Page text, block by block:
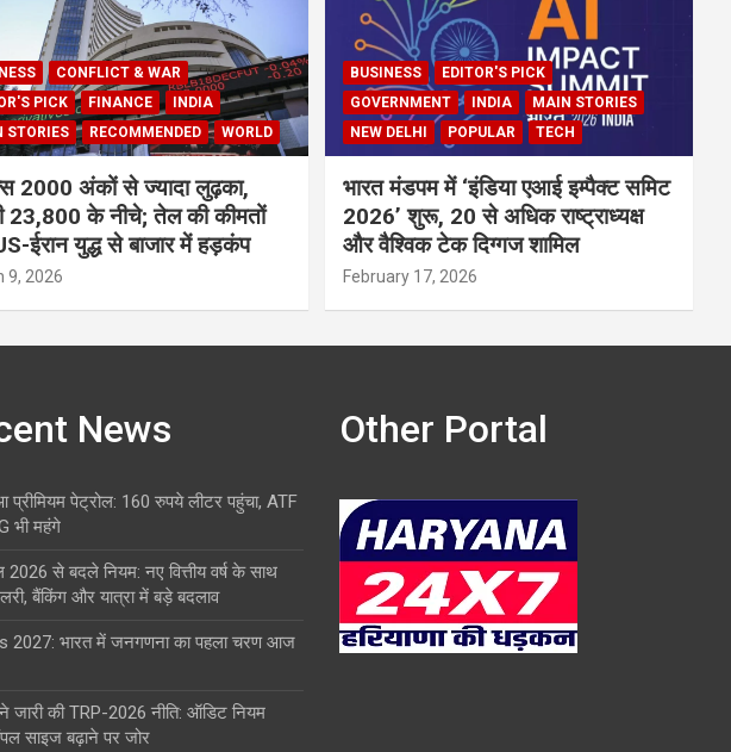
CONFLICT & WAR
PICK
FINANCE
INDIA
STORIES
RECOMMENDED WORLD
2000 अंकों से ज्यादा लुढ़का,
23,800 के नीचे; तेल की कीमतों
ईरान युद्ध से बाजार में हड़कंप
9, 2026
BUSINESS
EDITOR'S PICK
GOVERNMENT
INDIA
MAIN STORIES
NEW DELHI
POPULAR TECH
भारत मंडपम में ‘इंडिया एआई इम्पैक्ट समिट
2026’ शुरू, 20 से अधिक राष्ट्राध्यक्ष
और वैश्विक टेक दिग्गज शामिल
February 17, 2026
News
प्रीमियम पेट्रोल: 160 रुपये लीटर पहुंचा, ATF
भी महंगे
से बदले नियम: नए वित्तीय वर्ष के साथ
बैंकिंग और यात्रा में बड़े बदलाव
2027: भारत में जनगणना का पहला चरण आज
जारी की TRP-2026 नीति: ऑडिट नियम
साइज बढ़ाने पर जोर
Other Portal